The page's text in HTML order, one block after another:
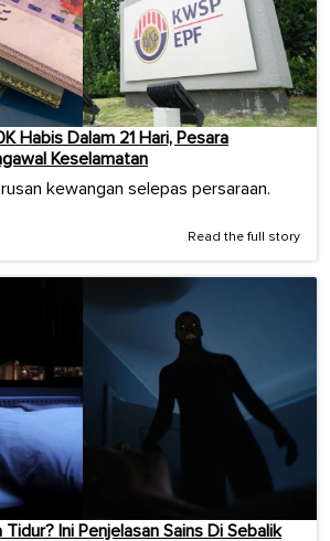
Habis Dalam 21 Hari, Pesara
Keselamatan
kewangan selepas persaraan.
Read the full story
Tidur? Ini Penjelasan Sains Di Sebalik